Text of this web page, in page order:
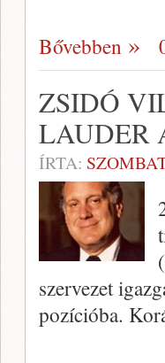
Bővebben
ZSIDÓ
LAUDER
ÍRTA:
szervezet
pozícióba.